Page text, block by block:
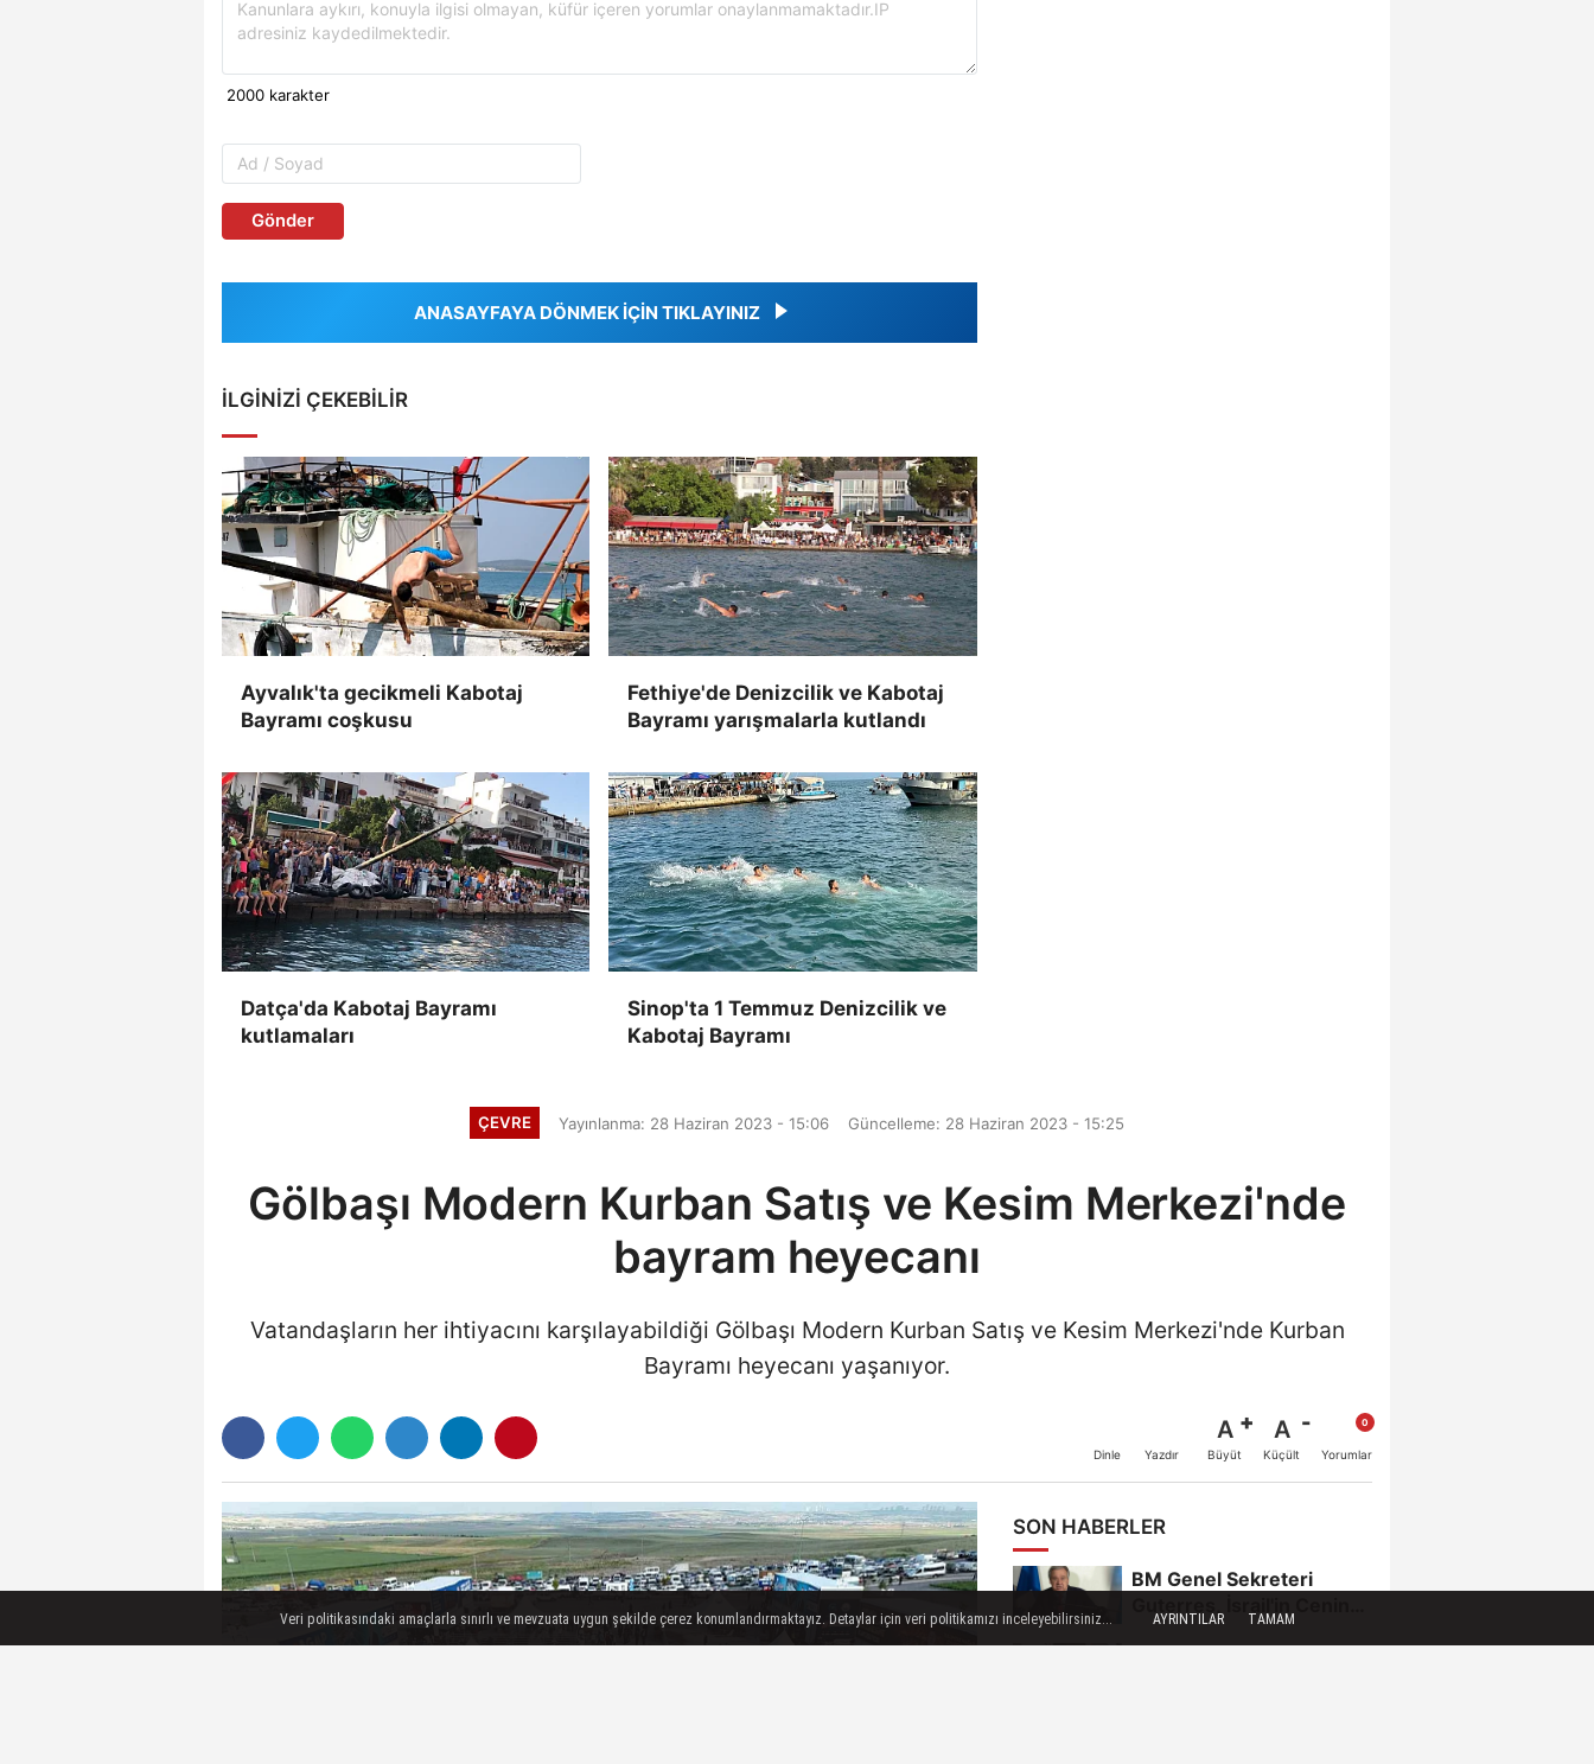
Gönder
ANASAYFAYA DÖNMEK İÇİN TIKLAYINIZ
İLGINIZI ÇEKEBILIR
Ayvalık'ta gecikmeli Kabotaj
Bayramı coşkusu
Fethiye'de Denizcilik ve Kabotaj
Bayramı yarışmalarla kutlandı
Datça'da Kabotaj Bayramı
kutlamaları
Sinop'ta 1 Temmuz Denizcilik ve
Kabotaj Bayramı
ÇEVRE Yayınlanma: 28 Haziran 2023 - 15:06 Güncelleme: 28 Haziran 2023 - 15:25
Gölbaşı Modern Kurban Satış ve Kesim Merkezi'nde
bayram heyecanı
Vatandaşların her ihtiyacını karşılayabildiği Gölbaşı Modern Kurban Satış ve Kesim Merkezi'nde Kurban
Bayramı heyecanı yaşanıyor.
Dinle Yazdır
A
Büyüt
A
Küçült Yorumlar
SON HABERLER
BM Genel Sekreteri
saldırısını kınamaktan...
Veri politikasındaki amaçlarla sınırlı ve mevzuata uygun şekilde çerez konumlandırmaktayız. Detaylar için veri politikamızı inceleyebilirsiniz... AYRINTILAR TAMAM